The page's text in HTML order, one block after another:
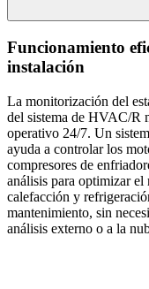
Funcionamiento
instalación
La monitorización del
del sistema de HVAC/R
operativo 24/7. Un
ayuda a controlar los
compresores de
análisis para optimizar el
calefacción y
mantenimiento, sin
análisis externo o a la